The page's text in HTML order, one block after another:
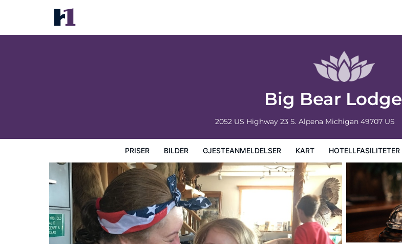
Big Bear Lodge
2052 US Highway 23 S. Alpena Michigan 49707 US
PRISER BILDER GJESTEANMELDELSER KART HOTELLFASILITETER
Big Bear Lodge
Priser